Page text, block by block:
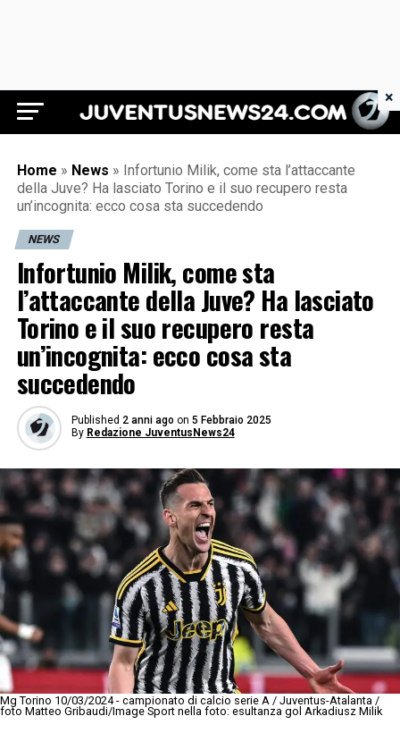
Juventus News 24
Home » News » Infortunio Milik, come sta l’attaccante
della Juve? Ha lasciato Torino e il suo recupero resta
un’incognita: ecco cosa sta succedendo
NEWS
Infortunio Milik, come sta
l’attaccante della Juve? Ha lasciato
Torino e il suo recupero resta
un’incognita: ecco cosa sta
succedendo
Published 2 anni ago on 5 Febbraio 2025
By Redazione JuventusNews24
Mg Torino 10/03/2024 - campionato di calcio serie A / Juventus-Atalanta /
foto Matteo Gribaudi/Image Sport nella foto: esultanza gol Arkadiusz Milik
×